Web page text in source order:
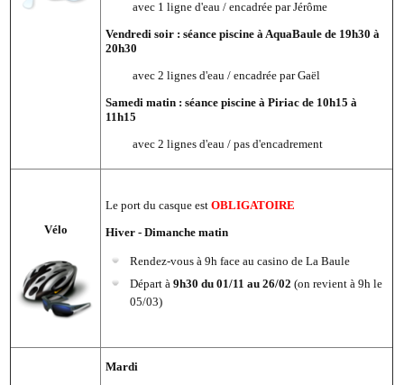
avec 1 ligne d'eau / encadrée par Jérôme
Vendredi soir : séance piscine à AquaBaule de 19h30 à
20h30
avec 2 lignes d'eau / encadrée par Gaël
Samedi matin : séance piscine à Piriac de 10h15 à
11h15
avec 2 lignes d'eau / pas d'encadrement
Vélo
Le port du casque estOBLIGATOIRE
Hiver - Dimanche matin
Rendez-vous à 9h face au casino de La Baule
Départ à9h30 du 01/11 au 26/02 (on revient à 9h le
05/03)
Mardi